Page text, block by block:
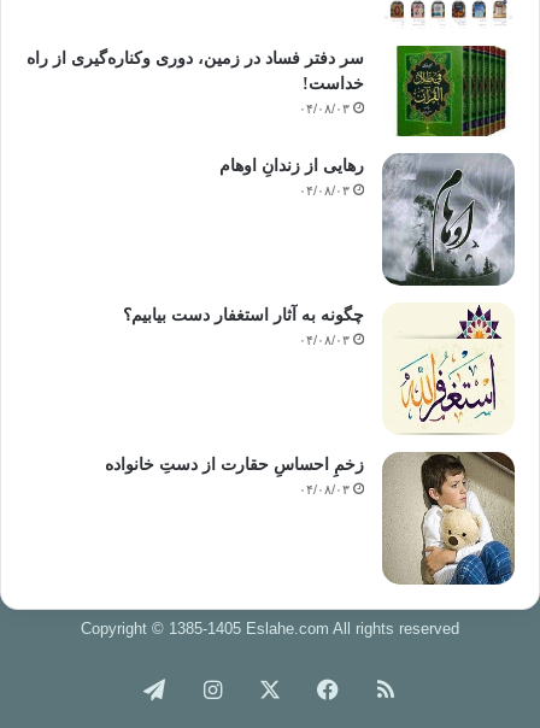
سر دفتر فساد در زمین‌، دوری وکناره‌گیری از راه
خداست‌!
۰۴/۰۸/۰۳
رهایی از زندانِ اوهام
۰۴/۰۸/۰۳
چگونه به آثار استغفار دست بیابیم؟
۰۴/۰۸/۰۳
زخمِ احساسِ حقارت از دستِ خانواده
۰۴/۰۸/۰۳
Copyright © 1385-1405 Eslahe.com All rights reserved
خوراک فیس اینستاگرام